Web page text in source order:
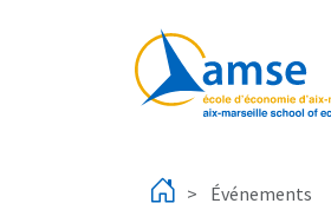
Événements